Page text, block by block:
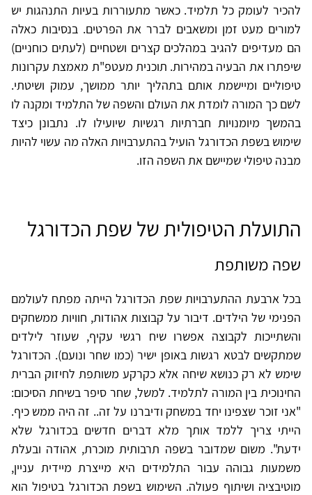
להכיר לעומק כל תלמיד. כאשר מתעוררות בעיות התנהגות יש
למורים מעט זמן ומשאבים לברר את הפרטים. בנסיבות כאלה
הם מעדיפים להגיב במהלכים קצרים ושטחיים (לעתים כוחניים)
שיפתרו את הבעיה במהירות. תוכנית מעטפ"ת מאמצת עקרונות
טיפוליים ומיישמת אותם בתהליך יותר ממושך, עמוק ושיטתי.
לשם כך המורה לומדת את העולם והשפה של התלמיד ומקנה לו
בהמשך מיומנויות חברתיות רגשיות שיועילו לו. נתבונן כיצד
שימוש בשפת הכדורגל הועיל בהתערבויות האלה מה עשוי להיות
מבנה טיפולי שמיישם את השפה הזו.
התועלת הטיפולית של שפת הכדורגל
שפה משותפת
בכל ארבעת ההתערבויות שפת הכדורגל הייתה מפתח לעולמם
הפנימי של הילדים. דיבור על קבוצות אהודות, חוויות ממשחקים
והשתייכות לקבוצה אפשרו שיח רגשי עקיף, שעוזר לילדים
שמתקשים לבטא רגשות באופן ישיר (כמו שחר ונועם). הכדורגל
שימש לא רק כנושא שיחה אלא כקרקע משותפת לחיזוק הברית
החינוכית בין המורה לתלמיד. למשל, שחר סיפר בשיחת הסיכום:
"אני זוכר שצפינו יחד במשחק ודיברנו על זה.. זה היה ממש כיף.
הייתי צריך ללמד אותך מלא דברים חדשים בכדורגל שלא
ידעת". משום שמדובר בשפה תרבותית מוכרת, אהודה ובעלת
משמעות גבוהה עבור התלמידים היא מייצרת מיידית עניין,
מוטיבציה ושיתוף פעולה. השימוש בשפת הכדורגל בטיפול הוא